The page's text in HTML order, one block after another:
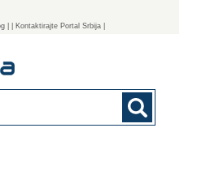
| Kontaktirajte Portal Srbija |